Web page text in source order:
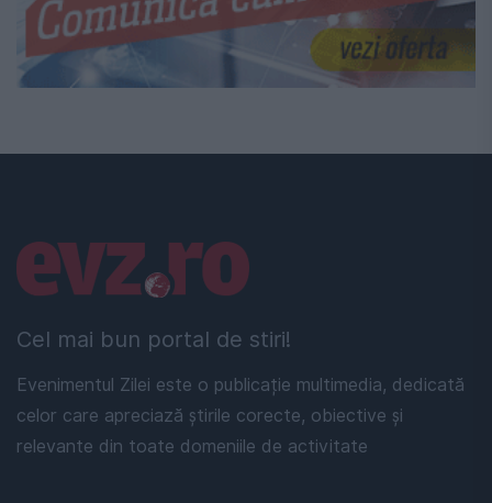
Cel mai bun portal de stiri!
Evenimentul Zilei este o publicație multimedia, dedicată
celor care apreciază știrile corecte, obiective și
relevante din toate domeniile de activitate
Linkuri utile